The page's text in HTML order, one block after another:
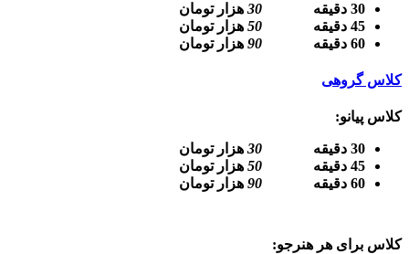
30 دقیقه 30 هزار تومان
45 دقیقه
50 هزار تومان
60 دقیقه
90 هزار تومان
کلاس گروهی
کلاس پیانو:
30 دقیقه 30 هزار تومان
45 دقیقه
50 هزار تومان
60 دقیقه
90 هزار تومان
کلاس برای هر هنرجو: